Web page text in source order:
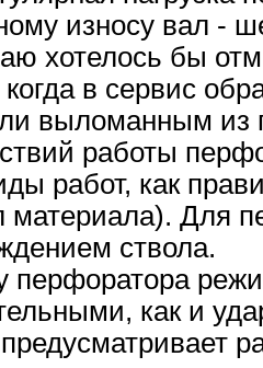
износу вал -
хотелось бы
в сервис
выломанным из
работы
работ, как
Для
ствола.
перфоратора
как и